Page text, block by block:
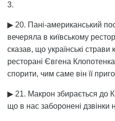
3.
▶ 20. Пані-американський
вечеряла в київському
сказав, що українські
ресторані Євгена
спорити, чим саме він її
▶ 21. Макрон збирається до
що в нас заборонені дзвінки